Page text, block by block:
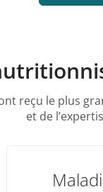
reçu le plus
et de